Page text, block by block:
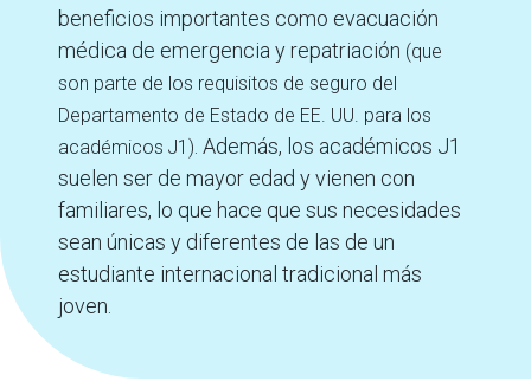
beneficios importantes como evacuación
médica de emergencia y repatriación (que
son parte de los requisitos de seguro del
Departamento de Estado de EE. UU. para los
académicos J1) . Además, los académicos J1
suelen ser de mayor edad y vienen con
familiares, lo que hace que sus necesidades
sean únicas y diferentes de las de un
estudiante internacional tradicional más
joven.